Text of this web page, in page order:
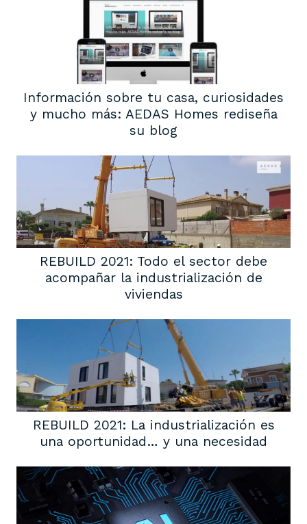
Información sobre tu casa, curiosidades
y mucho más: AEDAS Homes rediseña
su blog
REBUILD 2021: Todo el sector debe
acompañar la industrialización de
viviendas
REBUILD 2021: La industrialización es
una oportunidad… y una necesidad